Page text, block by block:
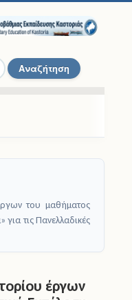
Αναζήτηση
του μαθήματος
τις Πανελλαδικές
έργων